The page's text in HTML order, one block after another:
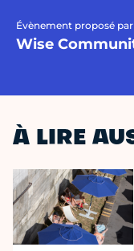
Évènement proposé par
Wise
À LIRE